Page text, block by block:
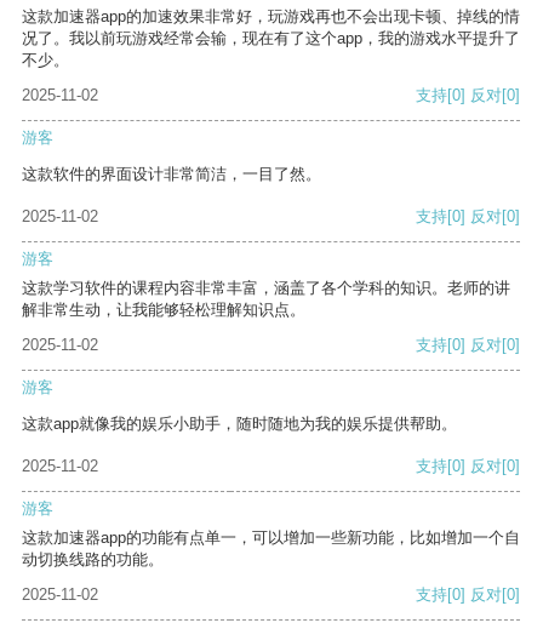
这款加速器app的加速效果非常好，玩游戏再也不会出现卡顿、掉线的情
况了。我以前玩游戏经常会输，现在有了这个app，我的游戏水平提升了
不少。
2025-11-02
支持[0] 反对[0]
游客
这款软件的界面设计非常简洁，一目了然。
2025-11-02 支持[0] 反对[0]
游客
这款学习软件的课程内容非常丰富，涵盖了各个学科的知识。老师的讲
解非常生动，让我能够轻松理解知识点。
2025-11-02
支持[0] 反对[0]
游客
这款app就像我的娱乐小助手，随时随地为我的娱乐提供帮助。
2025-11-02 支持[0] 反对[0]
游客
这款加速器app的功能有点单一，可以增加一些新功能，比如增加一个自
动切换线路的功能。
2025-11-02
支持[0] 反对[0]